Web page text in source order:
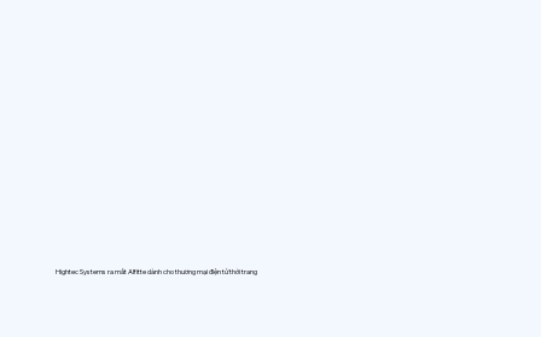
Hightec Systems ra mắt AIfitte dành cho thương mại điện tử thời trang